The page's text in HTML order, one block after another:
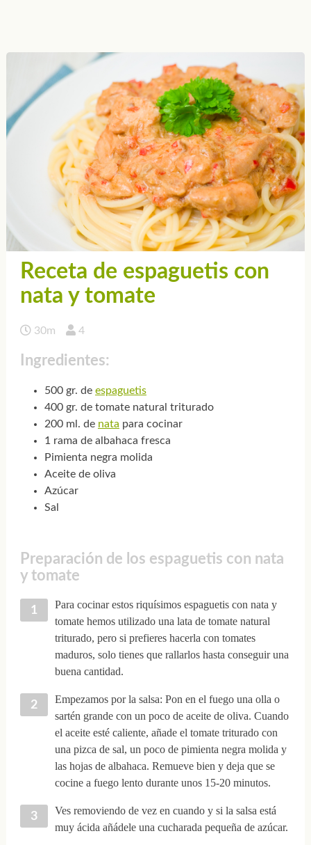
Receta de espaguetis con
nata y tomate
30m 4
Ingredientes:
500 gr. de espaguetis
400 gr. de tomate natural triturado
200 ml. de nata para cocinar
1 rama de albahaca fresca
Pimienta negra molida
Aceite de oliva
Azúcar
Sal
Preparación de los espaguetis con nata
y tomate
Para cocinar estos riquísimos espaguetis con nata y
tomate hemos utilizado una lata de tomate natural
triturado, pero si prefieres hacerla con tomates
maduros, solo tienes que rallarlos hasta conseguir una
buena cantidad.
Empezamos por la salsa: Pon en el fuego una olla o
sartén grande con un poco de aceite de oliva. Cuando
el aceite esté caliente, añade el tomate triturado con
una pizca de sal, un poco de pimienta negra molida y
las hojas de albahaca. Remueve bien y deja que se
cocine a fuego lento durante unos 15-20 minutos.
Ves removiendo de vez en cuando y si la salsa está
muy ácida añádele una cucharada pequeña de azúcar.